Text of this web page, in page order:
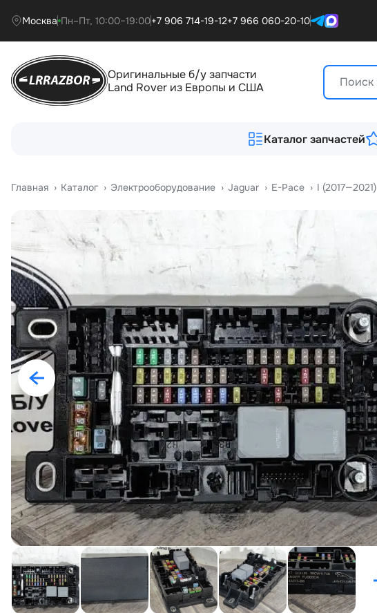
Москва Пн–Пт, 10:00–19:00+7 906 714-19-12+7 966 060-20-10
Оригинальные б/у запчасти
Land Rover из Европы и США
Каталог запчастей
Главная › Катало › Электрооборудование › Jaguar › E-Pace › I (2017—2021)